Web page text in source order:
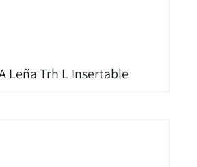
Leña Trh L Insertable